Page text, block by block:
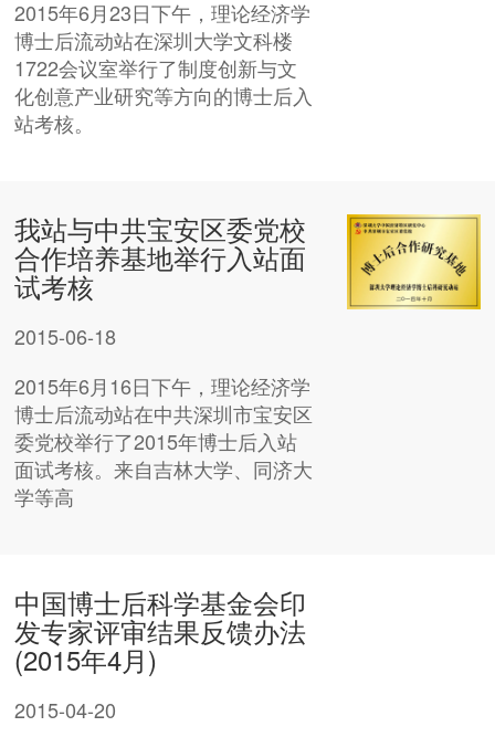
2015年6月23日下午，理论经济学
博士后流动站在深圳大学文科楼
1722会议室举行了制度创新与文
化创意产业研究等方向的博士后入
站考核。
我站与中共宝安区委党校
合作培养基地举行入站面
试考核
2015-06-18
2015年6月16日下午，理论经济学
博士后流动站在中共深圳市宝安区
委党校举行了2015年博士后入站
面试考核。来自吉林大学、同济大
学等高
中国博士后科学基金会印
发专家评审结果反馈办法
(2015年4月)
2015-04-20